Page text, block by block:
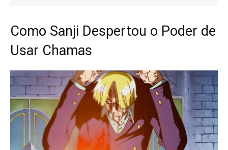
Como Sanji Despertou o Poder de
Usar Chamas